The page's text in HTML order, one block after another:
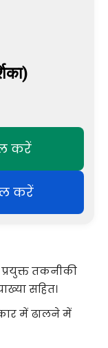
करें
करें
तकनीकी
सहित।
में ढालने में